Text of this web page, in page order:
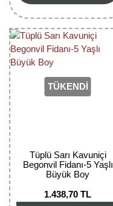
TÜKENDİ
Tüplü Sarı Kavuniçi
Begonvil Fidanı-5 Yaşlı
Büyük Boy
1.438,70 TL